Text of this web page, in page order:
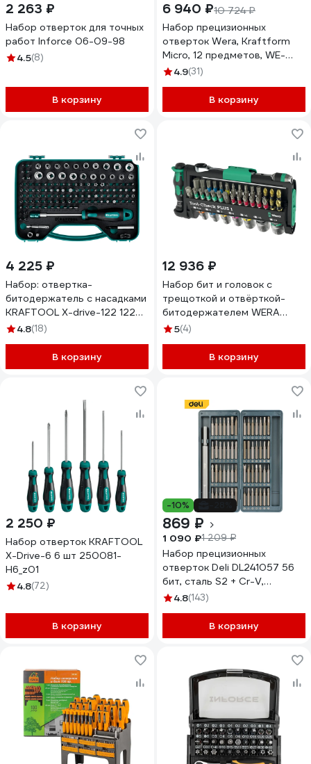
2 263 ₽
Набор отверток для точных
работ Inforce 06-09-98
4.5(8)
В корзину
6 940 ₽10 724 ₽
Набор прецизионных
отверток Wera, Kraftform
Micro, 12 предметов, WE-
073675
4.9(31)
В корзину
4 225 ₽
Набор: отвертка-
битодержатель с насадками
KRAFTOOL X-drive-122 122
шт. 26816
4.8(18)
В корзину
12 936 ₽
Набор бит и головок с
трещоткой и отвёрткой-
битодержателем WERA
Tool-Check PLUS 1 39
5(4)
В корзину
2 250 ₽
Набор отверток KRAFTOOL
Х-Drive-6 6 шт 250081-
H6_z01
4.8(72)
В корзину
-10%
869 ₽
1 090 ₽1 209 ₽
Набор прецизионных
отверток Deli DL241057 56
бит, сталь S2 + Cr-V,
пластиковый кейс 147045
4.8(143)
В корзину